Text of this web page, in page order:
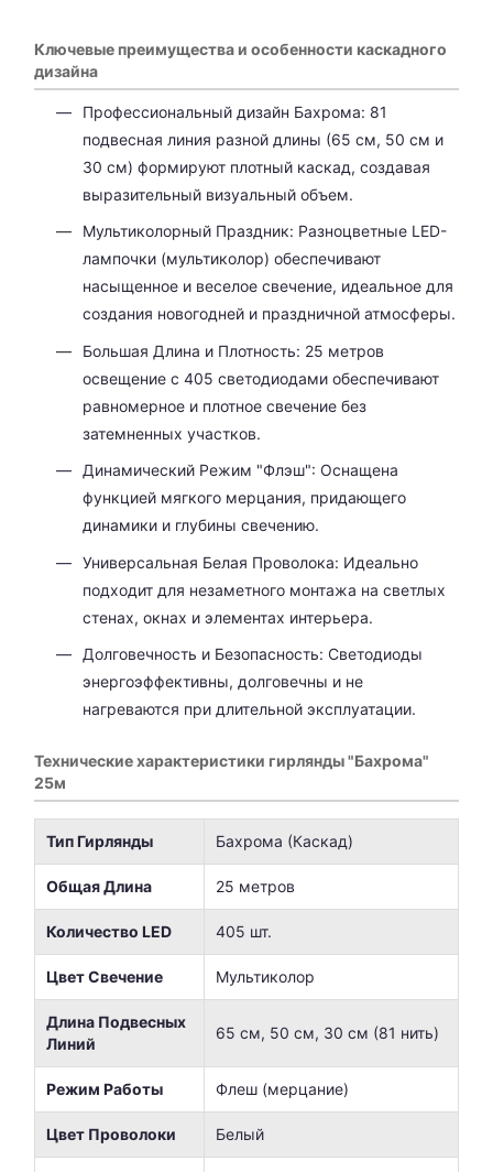
Ключевые преимущества и особенности каскадного
дизайна
Профессиональный дизайн Бахрома: 81
подвесная линия разной длины (65 см, 50 см и
30 см) формируют плотный каскад, создавая
выразительный визуальный объем.
Мультиколорный Праздник: Разноцветные LED-
лампочки (мультиколор) обеспечивают
насыщенное и веселое свечение, идеальное для
создания новогодней и праздничной атмосферы.
Большая Длина и Плотность: 25 метров
освещение с 405 светодиодами обеспечивают
равномерное и плотное свечение без
затемненных участков.
Динамический Режим "Флэш": Оснащена
функцией мягкого мерцания, придающего
динамики и глубины свечению.
Универсальная Белая Проволока: Идеально
подходит для незаметного монтажа на светлых
стенах, окнах и элементах интерьера.
Долговечность и Безопасность: Светодиоды
энергоэффективны, долговечны и не
нагреваются при длительной эксплуатации.
Технические характеристики гирлянды "Бахрома"
25м
Тип Гирлянды Бахрома (Каскад)
Общая Длина 25 метров
Количество LED 405 шт.
Цвет Свечение Мультиколор
Длина Подвесных
Линий
65 см, 50 см, 30 см (81 нить)
Режим Работы Флеш (мерцание)
Цвет Проволоки Белый